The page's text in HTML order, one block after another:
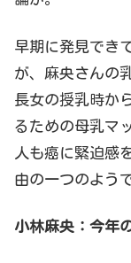
早期に発見でき
が、麻央さんの
長女の授乳時か
るための母乳マ
人も癌に緊迫感
由の一つのよう
小林麻央：今年